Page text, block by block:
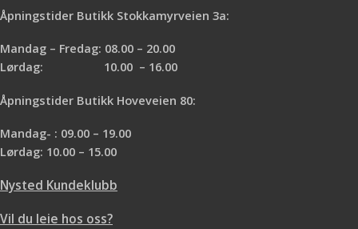
Åpningstider Butikk Stokkamyrveien 3a:
Mandag – Fredag: 08.00 – 20.00
Lørdag: 10.00 – 16.00
Åpningstider Butikk Hoveveien 80:
Mandag- : 09.00 – 19.00
Lørdag: 10.00 – 15.00
Nysted Kundeklubb
Vil du leie hos oss?